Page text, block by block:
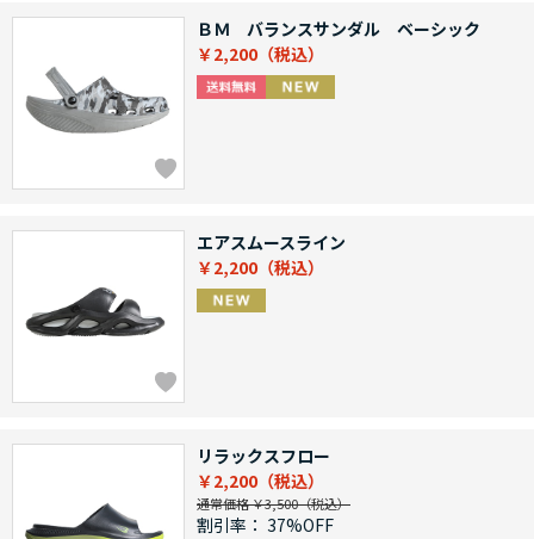
ＢＭ バランスサンダル ベーシック
￥2,200
エアスムースライン
￥2,200
リラックスフロー
￥2,200
通常価格 ￥3,500
割引率： 37%OFF